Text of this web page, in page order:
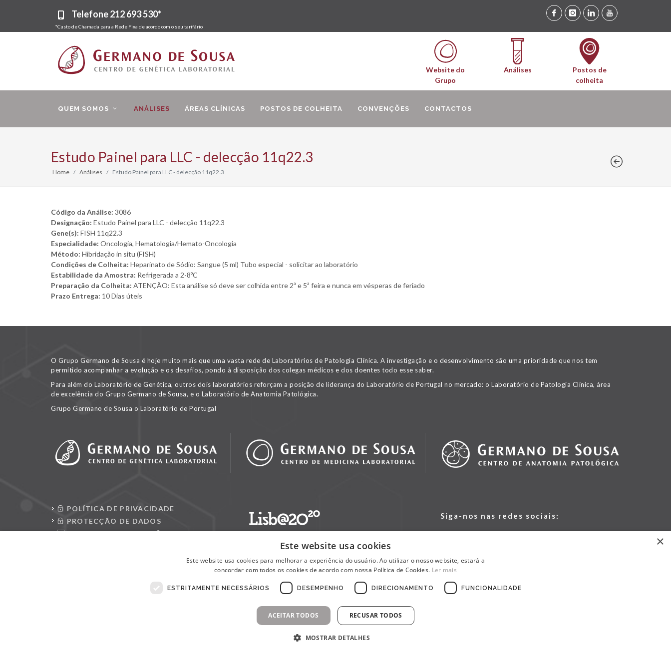
Telefone212 693 530*
*Custo de Chamada para a Rede Fixa de acordo com o seu tarifário
Website do
Grupo
Análises
Postos de
colheita
QUEM SOMOS ANÁLISES ÁREAS CLÍNICAS POSTOS DE COLHEITA CONVENÇÕES CONTACTOS
Estudo Painel para LLC - delecção 11q22.3
Home Análises Estudo Painel para LLC - delecção 11q22.3
Código da Análise: 3086
Designação: Estudo Painel para LLC - delecção 11q22.3
Gene(s): FISH 11q22.3
Especialidade: Oncologia, Hematologia/Hemato-Oncologia
Método: Hibridação in situ (FISH)
Condições de Colheita: Heparinato de Sódio: Sangue (5 ml) Tubo especial - solicitar ao laboratório
Estabilidade da Amostra: Refrigerada a 2-8ºC
Preparação da Colheita: ATENÇÃO: Esta análise só deve ser colhida entre 2ª e 5ª feira e nunca em vésperas de feriado
Prazo Entrega: 10 Dias úteis
O Grupo Germano de Sousa é hoje muito mais que uma vasta rede de Laboratórios de Patologia Clínica. A investigação e o desenvolvimento são uma prioridade que nos tem
permitido acompanhar a evolução e os desafios, pondo à disposição dos colegas médicos e dos doentes todo esse saber.
Para além do Laboratório de Genética, outros dois laboratórios reforçam a posição de liderança do Laboratório de Portugal no mercado: o Laboratório de Patologia Clínica, área
de excelência do Grupo Germano de Sousa, e o Laboratório de Anatomia Patológica.
Grupo Germano de Sousa o Laboratório de Portugal
POLÍTICA DE PRIVACIDADE
PROTECÇÃO DE DADOS
CONSULTAR REQUISIÇÕES
Siga-nos nas redes sociais:
×
Este website usa cookies
Este website usa cookies para melhorar a experiência do usuário. Ao utilizar o nosso website, estará a
concordar com todos os cookies de acordo com nossa Política de Cookies. Ler mais
ESTRITAMENTE NECESSÁRIOS DESEMPENHO DIRECIONAMENTO FUNCIONALIDADE
ACEITAR TODOS RECUSAR TODOS
MOSTRAR DETALHES